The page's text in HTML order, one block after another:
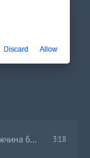
3:18
Discard Allow